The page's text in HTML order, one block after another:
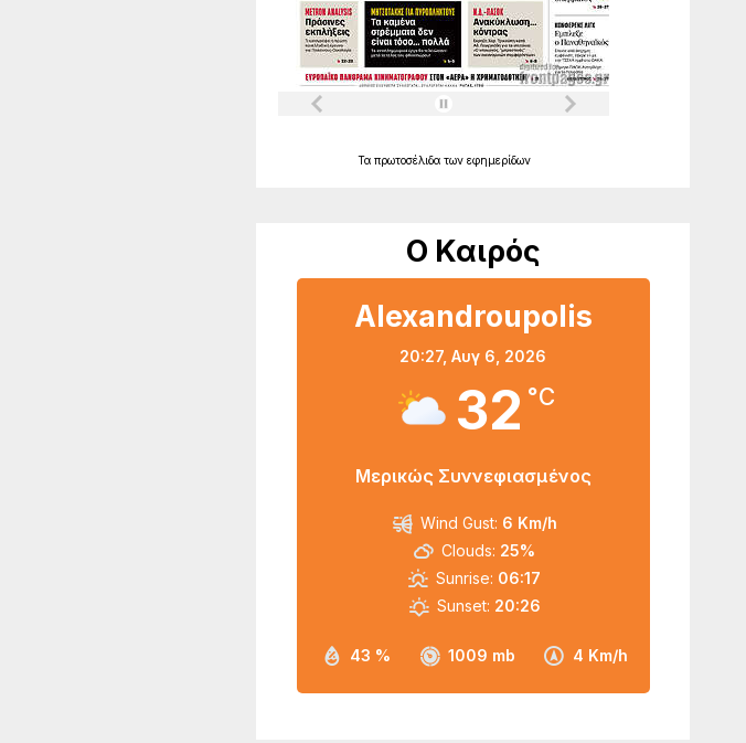
Τα πρωτοσέλιδα των εφημερίδων
Ο Καιρός
Alexandroupolis
20:27,Αυγ 6, 2026
32 °C
Μερικώς Συννεφιασμένος
43 % 1009 mb 4 Km/h
Wind Gust: 6 Km/h
Clouds: 25%
Sunrise: 06:17
Sunset: 20:26